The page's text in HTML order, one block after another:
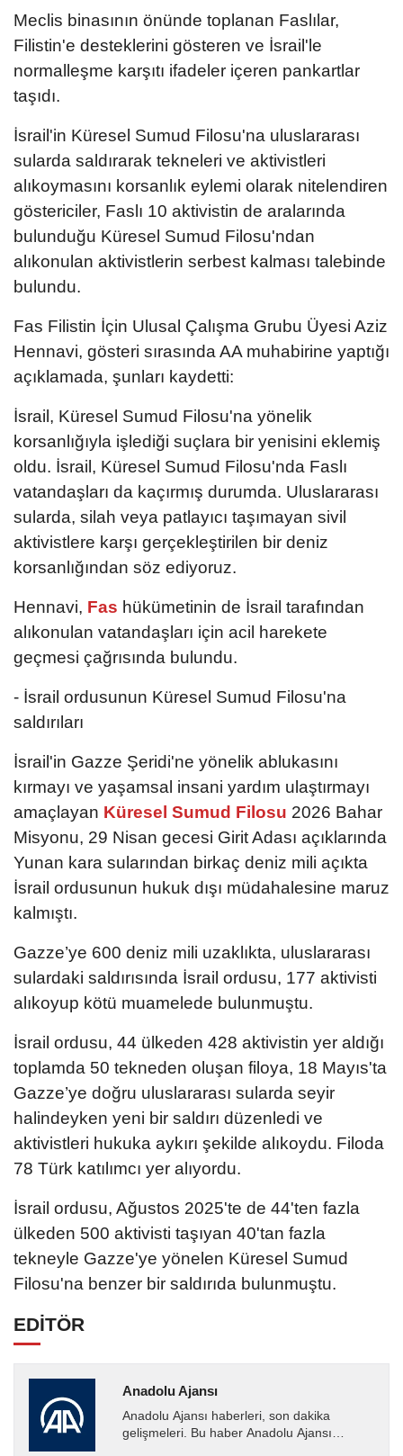
Meclis binasının önünde toplanan Faslılar,
Filistin'e desteklerini gösteren ve İsrail'le
normalleşme karşıtı ifadeler içeren pankartlar
taşıdı.
İsrail'in Küresel Sumud Filosu'na uluslararası
sularda saldırarak tekneleri ve aktivistleri
alıkoymasını korsanlık eylemi olarak nitelendiren
göstericiler, Faslı 10 aktivistin de aralarında
bulunduğu Küresel Sumud Filosu'ndan
alıkonulan aktivistlerin serbest kalması talebinde
bulundu.
Fas Filistin İçin Ulusal Çalışma Grubu Üyesi Aziz
Hennavi, gösteri sırasında AA muhabirine yaptığı
açıklamada, şunları kaydetti:
İsrail, Küresel Sumud Filosu'na yönelik
korsanlığıyla işlediği suçlara bir yenisini eklemiş
oldu. İsrail, Küresel Sumud Filosu'nda Faslı
vatandaşları da kaçırmış durumda. Uluslararası
sularda, silah veya patlayıcı taşımayan sivil
aktivistlere karşı gerçekleştirilen bir deniz
korsanlığından söz ediyoruz.
Hennavi, Fas hükümetinin de İsrail tarafından
alıkonulan vatandaşları için acil harekete
geçmesi çağrısında bulundu.
- İsrail ordusunun Küresel Sumud Filosu'na
saldırıları
İsrail'in Gazze Şeridi'ne yönelik ablukasını
kırmayı ve yaşamsal insani yardım ulaştırmayı
amaçlayan Küresel Sumud Filosu 2026 Bahar
Misyonu, 29 Nisan gecesi Girit Adası açıklarında
Yunan kara sularından birkaç deniz mili açıkta
İsrail ordusunun hukuk dışı müdahalesine maruz
kalmıştı.
Gazze’ye 600 deniz mili uzaklıkta, uluslararası
sulardaki saldırısında İsrail ordusu, 177 aktivisti
alıkoyup kötü muamelede bulunmuştu.
İsrail ordusu, 44 ülkeden 428 aktivistin yer aldığı
toplamda 50 tekneden oluşan filoya, 18 Mayıs'ta
Gazze’ye doğru uluslararası sularda seyir
halindeyken yeni bir saldırı düzenledi ve
aktivistleri hukuka aykırı şekilde alıkoydu. Filoda
78 Türk katılımcı yer alıyordu.
İsrail ordusu, Ağustos 2025'te de 44'ten fazla
ülkeden 500 aktivisti taşıyan 40'tan fazla
tekneyle Gazze'ye yönelen Küresel Sumud
Filosu'na benzer bir saldırıda bulunmuştu.
EDİTÖR
Anadolu Ajansı
Anadolu Ajansı haberleri, son dakika
gelişmeleri. Bu haber Anadolu Ajansı